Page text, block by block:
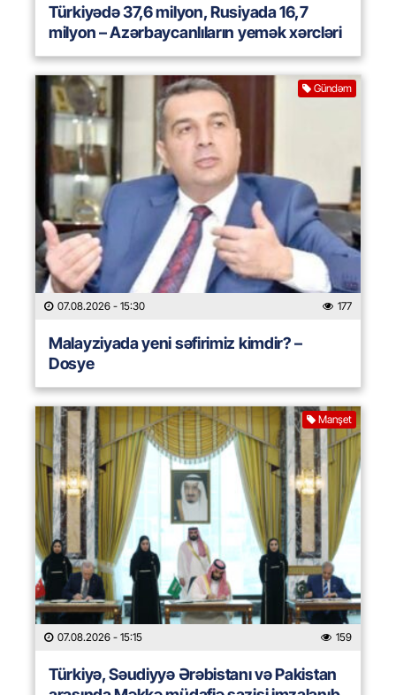
Türkiyədə 37,6 milyon, Rusiyada 16,7
milyon – Azərbaycanlıların yemək xərcləri
Gündəm
07.08.2026 - 15:30 177
Malayziyada yeni səfirimiz kimdir? –
Dosye
Manşet
07.08.2026 - 15:15 159
Türkiyə, Səudiyyə Ərəbistanı və Pakistan